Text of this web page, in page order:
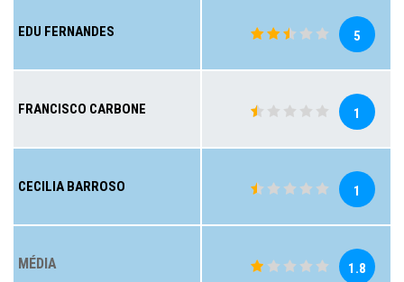
EDU FERNANDES 5
FRANCISCO CARBONE 1
CECILIA BARROSO 1
MÉDIA 1.8